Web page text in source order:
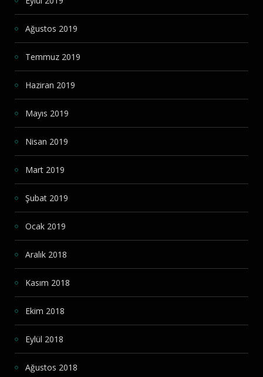
Ağustos 2019
Temmuz 2019
Haziran 2019
Mayıs 2019
Nisan 2019
Mart 2019
Şubat 2019
Ocak 2019
Aralık 2018
Kasım 2018
Ekim 2018
Eylül 2018
Ağustos 2018